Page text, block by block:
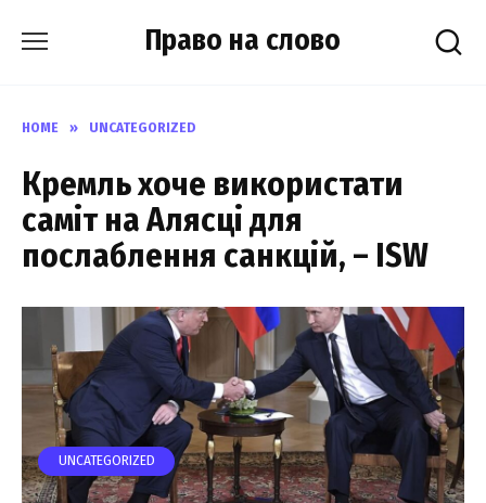
Право на слово
HOME » UNCATEGORIZED
Кремль хоче використати
саміт на Алясці для
послаблення санкцій, – ISW
UNCATEGORIZED